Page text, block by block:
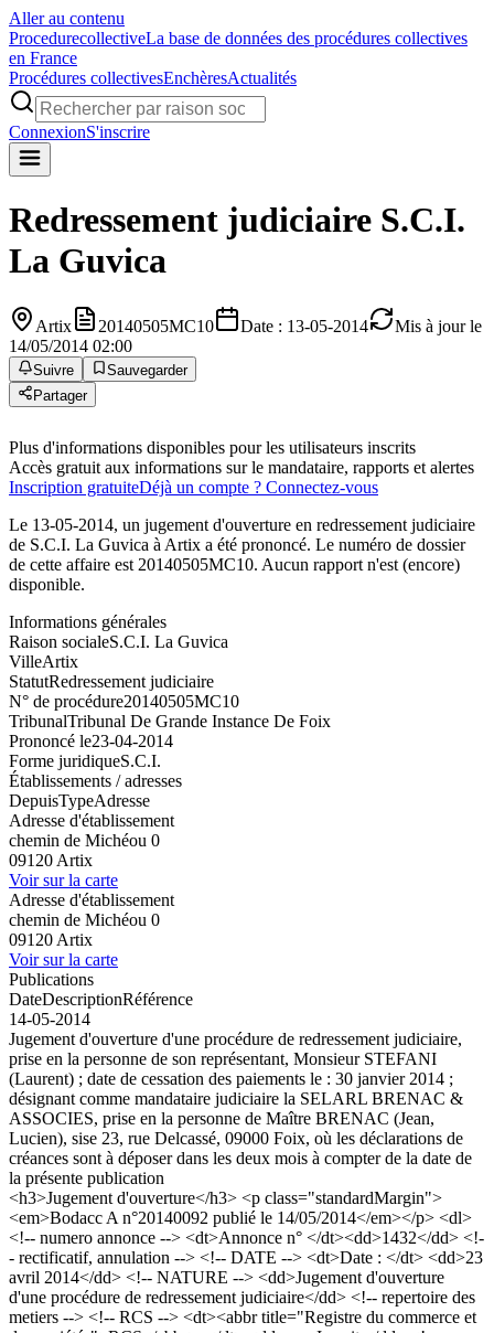
Aller au contenu
ProcedurecollectiveLa base de données des procédures collectives
en France
Procédures collectivesEnchèresActualités
ConnexionS'inscrire
Redressement judiciaire S.C.I.
La Guvica
Artix 20140505MC10 Date : 13-05-2014
Mis à jour le
14/05/2014 02:00
Suivre
Sauvegarder
Partager
Plus d'informations disponibles pour les utilisateurs inscrits
Accès gratuit aux informations sur le mandataire, rapports et alertes
Inscription gratuiteDéjà un compte ? Connectez-vous
Le 13-05-2014, un jugement d'ouverture en redressement judiciaire
de S.C.I. La Guvica à Artix a été prononcé. Le numéro de dossier
de cette affaire est 20140505MC10. Aucun rapport n'est (encore)
disponible.
Informations générales
Raison socialeS.C.I. La Guvica
VilleArtix
StatutRedressement judiciaire
N° de procédure20140505MC10
TribunalTribunal De Grande Instance De Foix
Prononcé le23-04-2014
Forme juridiqueS.C.I.
Établissements / adresses
DepuisTypeAdresse
Adresse d'établissement
chemin de Michéou 0
09120 Artix
Voir sur la carte
Adresse d'établissement
chemin de Michéou 0
09120 Artix
Voir sur la carte
Publications
DateDescriptionRéférence
14-05-2014
Jugement d'ouverture d'une procédure de redressement judiciaire,
prise en la personne de son représentant, Monsieur STEFANI
(Laurent) ; date de cessation des paiements le : 30 janvier 2014 ;
désignant comme mandataire judiciaire la SELARL BRENAC &
ASSOCIES, prise en la personne de Maître BRENAC (Jean,
Lucien), sise 23, rue Delcassé, 09000 Foix, où les déclarations de
créances sont à déposer dans les deux mois à compter de la date de
la présente publication
<h3>Jugement d'ouverture</h3> <p class="standardMargin">
<em>Bodacc A n°20140092 publié le 14/05/2014</em></p> <dl>
<!-- numero annonce --> <dt>Annonce n° </dt><dd>1432</dd> <!-
- rectificatif, annulation --> <!-- DATE --> <dt>Date : </dt> <dd>23
avril 2014</dd> <!-- NATURE --> <dd>Jugement d'ouverture
d'une procédure de redressement judiciaire</dd> <!-- repertoire des
metiers --> <!-- RCS --> <dt><abbr title="Registre du commerce et